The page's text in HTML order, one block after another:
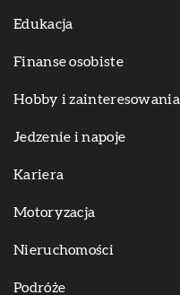
Edukacja
Finanse osobiste
Hobby i zainteresowania
Jedzenie i napoje
Kariera
Motoryzacja
Nieruchomości
Podróże